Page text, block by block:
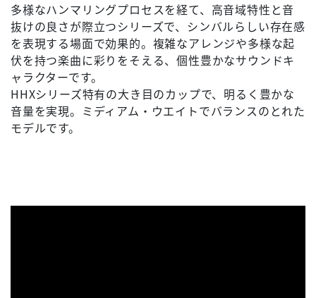
多様なハンマリングプロセスを経て、高音域特性と音
抜けの良さが際立つシリーズで、シンバルらしい存在感
を表現する場面で効果的。複雑なアレンジや多様な起
伏を持つ楽曲に彩りをそえる、個性豊かなサウンドキ
ャラクターです。
HHXシリーズ特有の大き目のカップで、明るく豊かな
音量を実現。ミディアム・ウエイトでバランスのとれた
モデルです。